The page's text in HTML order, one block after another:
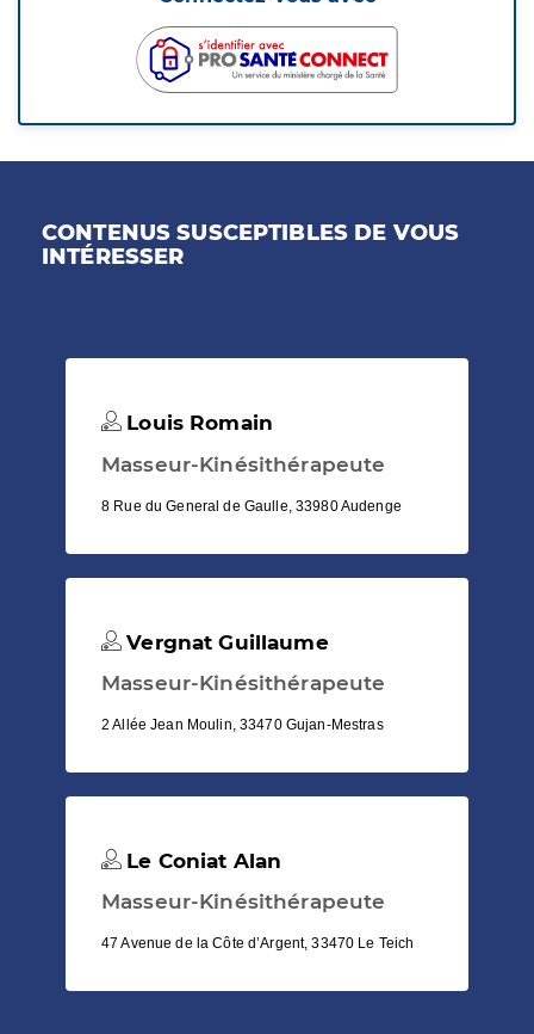
CONTENUS SUSCEPTIBLES DE VOUS
INTÉRESSER
Louis Romain
Masseur-Kinésithérapeute
8 Rue du General de Gaulle, 33980 Audenge
Vergnat Guillaume
Masseur-Kinésithérapeute
2 Allée Jean Moulin, 33470 Gujan-Mestras
Le Coniat Alan
Masseur-Kinésithérapeute
47 Avenue de la Côte d’Argent, 33470 Le Teich